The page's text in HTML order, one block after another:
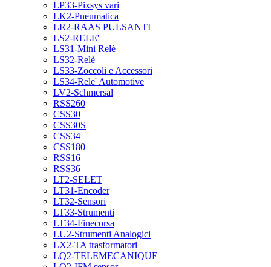
LP33-Pixsys vari
LK2-Pneumatica
LR2-RAAS PULSANTI
LS2-RELE'
LS31-Mini Relè
LS32-Relè
LS33-Zoccoli e Accessori
LS34-Rele' Automotive
LV2-Schmersal
RSS260
CSS30
CSS30S
CSS34
CSS180
RSS16
RSS36
LT2-SELET
LT31-Encoder
LT32-Sensori
LT33-Strumenti
LT34-Finecorsa
LU2-Strumenti Analogici
LX2-TA trasformatori
LQ2-TELEMECANIQUE